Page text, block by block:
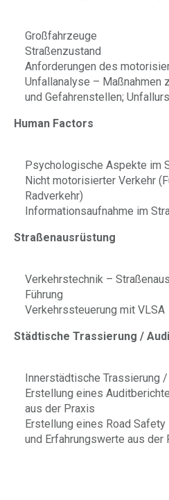
Großfahrzeuge
Straßenzustand
Anforderungen des
Unfallanalyse – Maßnahmen
und Gefahrenstellen;
Human Factors
Psychologische Aspekte im
Nicht motorisierter Verkehr
Radverkehr)
Informationsaufnahme im
Straßenausrüstung
Verkehrstechnik –
Führung
Verkehrssteuerung mit VLSA
Städtische Trassierung /
Innerstädtische Trassierung /
Erstellung eines
aus der Praxis
Erstellung eines Road
und Erfahrungswerte aus der